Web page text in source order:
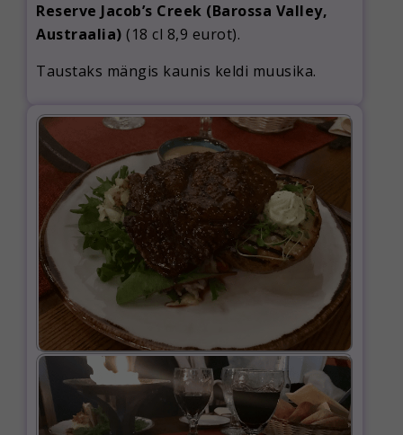
Reserve Jacob’s Creek (Barossa Valley,
Austraalia) (18 cl 8,9 eurot).
Taustaks mängis kaunis keldi muusika.